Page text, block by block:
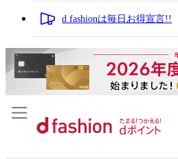
d fashionは毎日お得宣言!!